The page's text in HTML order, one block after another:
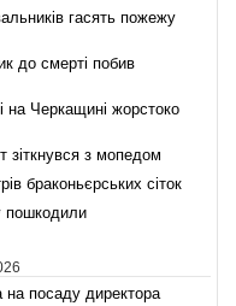
гасять пожежу
до смерті побив
на Черкащині жорстоко
зіткнувся з мопедом
браконьєрських сіток
пошкодили
посаду директора